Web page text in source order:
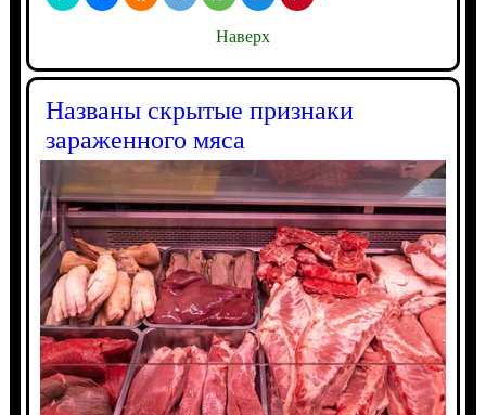
Наверх
Названы скрытые признаки
зараженного мяса